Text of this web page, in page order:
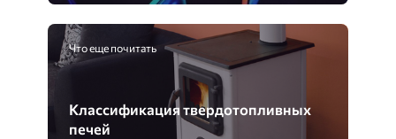
Что еще почитать
Классификация твердотопливных
печей